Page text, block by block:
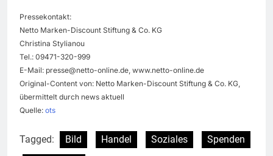
Pressekontakt:
Netto Marken-Discount Stiftung & Co. KG
Christina Stylianou
Tel.: 09471-320-999
E-Mail: presse@netto-online.de, www.netto-online.de
Original-Content von: Netto Marken-Discount Stiftung & Co. KG,
übermittelt durch news aktuell
Quelle: ots
Tagged: Bild Handel Soziales
Spenden